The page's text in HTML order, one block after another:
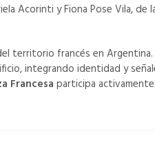
Acorinti y Fiona Pose Vila, de
territorio francés en
integrando identidad y
Francesa participa